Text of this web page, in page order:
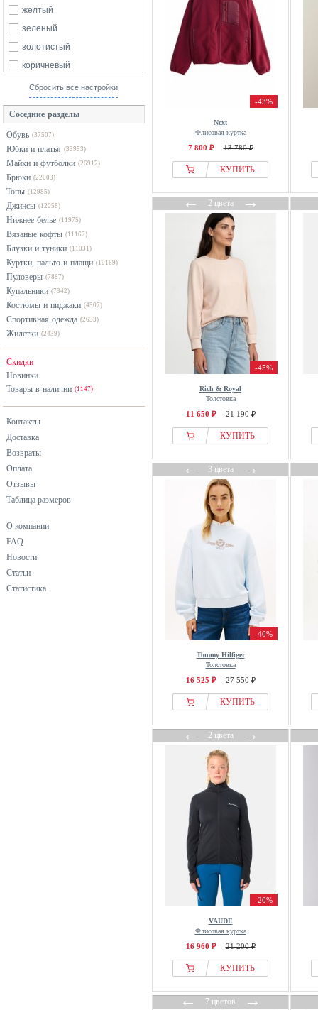
Anna Field
Another Cotton Lab
Apricot
Ariat
ARKET
ARKK Copenhagen
Armani Exchange
Armedangels
Atelier de roupa
ATHLECIA
B.ANGEL
B.Young
BALL
Bally
Barbour
Barrow
BDG Urban Outfitters
BELLEMERE
Bench
Betty & Co
Betty Barclay
BIDI BADU
Billabong
Bimba Y Lola
BIZUU
Bjorn Borg
желтый
зеленый
золотистый
коричневый
красный
разноцветный
розовый
серебристый
серый
синий
хаки
черный
Сбросить все настройки
Соседние разделы
Обувь (37507)
Юбки и платья (33953)
Майки и футболки (26912)
Брюки (22003)
Топы (12985)
Джинсы (12058)
Нижнее белье (11975)
Вязаные кофты (11167)
Блузки и туники (11031)
Куртки, пальто и плащи (10169)
Пуловеры (7887)
Купальники (7342)
Костюмы и пиджаки (4507)
Спортивная одежда (2633)
Жилетки (2439)
Скидки
Новинки
Товары в наличии (1147)
Контакты
Доставка
Возвраты
Оплата
Отзывы
Таблица размеров
О компании
FAQ
Новости
Статьи
Статистика
-43%
Next
Флисовая куртка
7 800 ₽ 13 780 ₽
КУПИТЬ
←2 цвета→
-45%
Rich & Royal
Толстовка
11 650 ₽ 21 190 ₽
КУПИТЬ
←3 цвета→
-40%
Tommy Hilfiger
Толстовка
16 525 ₽ 27 550 ₽
КУПИТЬ
←2 цвета→
-20%
VAUDE
Флисовая куртка
16 960 ₽ 21 200 ₽
КУПИТЬ
←7 цветов→